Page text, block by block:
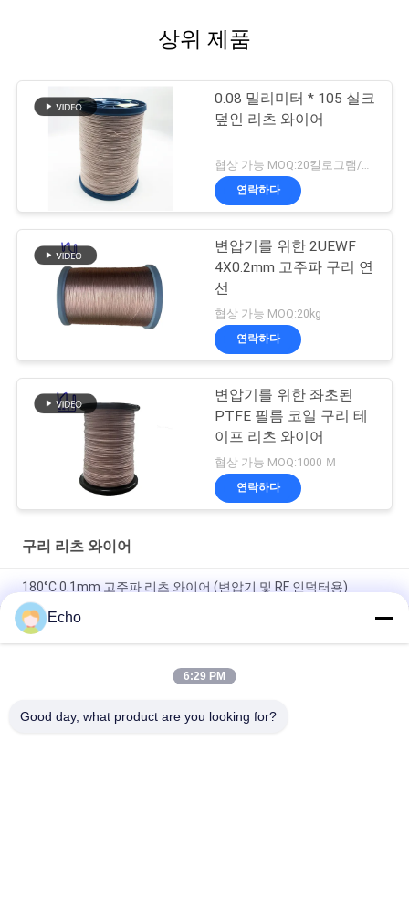
상위 제품
0.08 밀리미터 * 105 실크
덮인 리츠 와이어
협상 가능 MOQ:20킬로그램/킬로그램
연락하다
변압기를 위한 2UEWF
4X0.2mm 고주파 구리 연
선
협상 가능 MOQ:20kg
연락하다
변압기를 위한 좌초된
PTFE 필름 코일 구리 테
이프 리츠 와이어
협상 가능 MOQ:1000 Ｍ
연락하다
구리 리츠 와이어
180°C 0.1mm 고주파 리츠 와이어 (변압기 및 RF 인덕터용)
180°C 최대 온도 0.1mm 와이어 직경 60 가닥 구리 리츠 와이어
(고주파 애플리케이션용)
1UEW-H 0.1mm AWG38 최대 온도 180°C의 트랜스포머 와일링용
Echo
6:29 PM
Good day, what product are you looking for?